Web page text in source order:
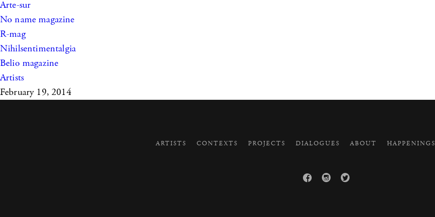
Arte-sur
No name magazine
R-mag
Nihilsentimentalgia
Belio magazine
Artists
February 19, 2014
ARTISTS CONTEXTS PROJECTS DIALOGUES ABOUT HAPPENINGS
  